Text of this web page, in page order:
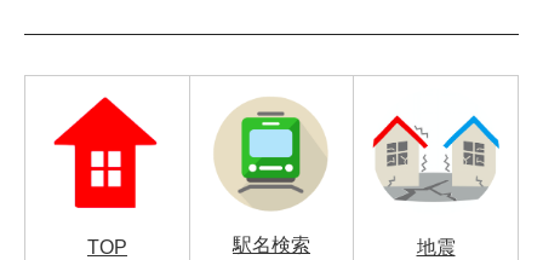
TOP 駅名検索 地震